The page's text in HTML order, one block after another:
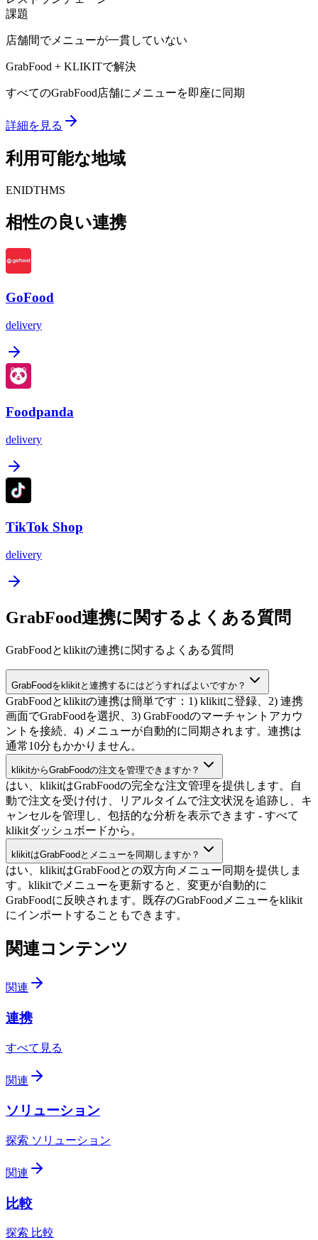
課題
店舗間でメニューが一貫していない
GrabFood + KLIKITで解決
すべてのGrabFood店舗にメニューを即座に同期
詳細を見る
利用可能な地域
ENIDTHMS
相性の良い連携
GoFood
delivery
Foodpanda
delivery
TikTok Shop
delivery
GrabFood連携に関するよくある質問
GrabFoodとklikitの連携に関するよくある質問
GrabFoodをklikitと連携するにはどうすればよいですか？
GrabFoodとklikitの連携は簡単です：1) klikitに登録、2) 連携
画面でGrabFoodを選択、3) GrabFoodのマーチャントアカウ
ントを接続、4) メニューが自動的に同期されます。連携は
通常10分もかかりません。
klikitからGrabFoodの注文を管理できますか？
はい、klikitはGrabFoodの完全な注文管理を提供します。自
動で注文を受け付け、リアルタイムで注文状況を追跡し、キ
ャンセルを管理し、包括的な分析を表示できます - すべて
klikitダッシュボードから。
klikitはGrabFoodとメニューを同期しますか？
はい、klikitはGrabFoodとの双方向メニュー同期を提供しま
す。klikitでメニューを更新すると、変更が自動的に
GrabFoodに反映されます。既存のGrabFoodメニューをklikit
にインポートすることもできます。
関連コンテンツ
関連
連携
すべて見る
関連
ソリューション
探索 ソリューション
関連
比較
探索 比較